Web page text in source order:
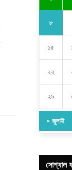
৮
১৫
২২
২৯
« জুলাই
সোশ্যাল